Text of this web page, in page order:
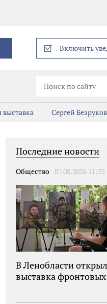
Включить
Сергей
Последние новости
Общество 07.08.2026 21:25
В Ленобласти
выставка